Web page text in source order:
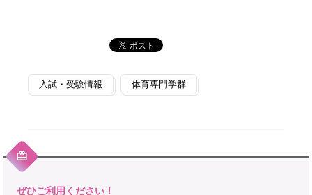
入試・受験情報 体育専門学群